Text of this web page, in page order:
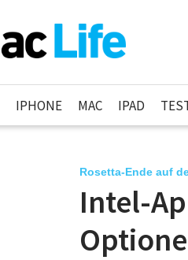
IPHONE MAC IPAD
Rosetta-Ende auf
Intel-